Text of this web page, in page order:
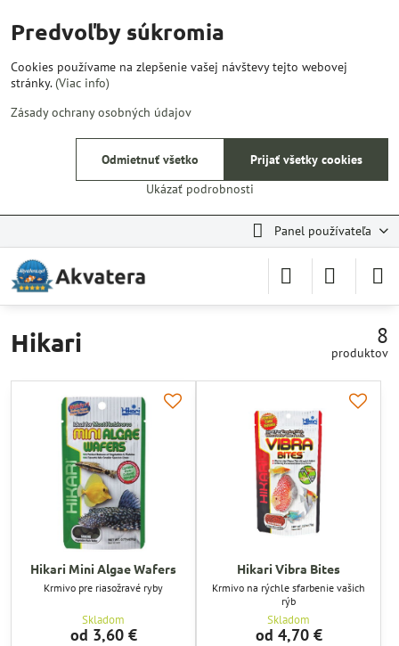
Panel používateľa
Hikari 8
produktov
Hikari Mini Algae Wafers
Krmivo pre riasožravé ryby
Skladom
od 3,60 €
Hikari Vibra Bites
Krmivo na rýchle sfarbenie vašich
rýb
Skladom
od 4,70 €
Predvoľby súkromia
Cookies používame na zlepšenie vašej návštevy tejto webovej
stránky.(Viac info)
Zásady ochrany osobných údajov
Ukázať podrobnosti
Prijať všetky cookies
Odmietnuť všetko